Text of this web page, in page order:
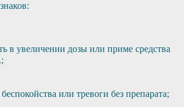
в увеличении дозы или приме средства
или тревоги без препарата;